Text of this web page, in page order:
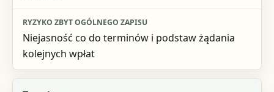
Niejasność co do terminów i podstaw żądania
kolejnych wpłat